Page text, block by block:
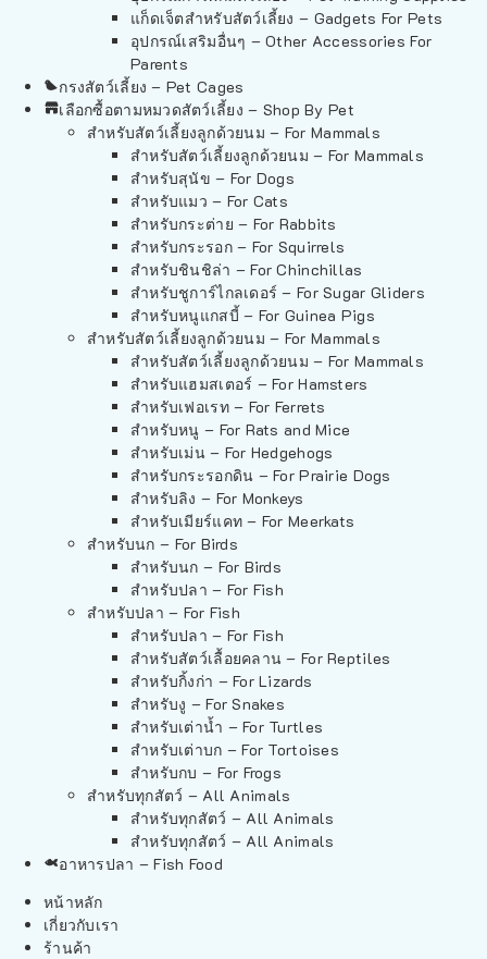
แก็ดเจ็ตสำหรับสัตว์เลี้ยง – Gadgets For Pets
อุปกรณ์เสริมอื่นๆ – Other Accessories For
Parents
กรงสัตว์เลี้ยง – Pet Cages
เลือกซื้อตามหมวดสัตว์เลี้ยง – Shop By Pet
สำหรับสัตว์เลี้ยงลูกด้วยนม – For Mammals
สำหรับสัตว์เลี้ยงลูกด้วยนม – For Mammals
สำหรับสุนัข – For Dogs
สำหรับแมว – For Cats
สำหรับกระต่าย – For Rabbits
สำหรับกระรอก – For Squirrels
สำหรับชินชิล่า – For Chinchillas
สำหรับชูการ์ไกลเดอร์ – For Sugar Gliders
สำหรับหนูแกสบี้ – For Guinea Pigs
สำหรับสัตว์เลี้ยงลูกด้วยนม – For Mammals
สำหรับสัตว์เลี้ยงลูกด้วยนม – For Mammals
สำหรับแฮมสเตอร์ – For Hamsters
สำหรับเฟอเรท – For Ferrets
สำหรับหนู – For Rats and Mice
สำหรับเม่น – For Hedgehogs
สำหรับกระรอกดิน – For Prairie Dogs
สำหรับลิง – For Monkeys
สำหรับเมียร์แคท – For Meerkats
สำหรับนก – For Birds
สำหรับนก – For Birds
สำหรับปลา – For Fish
สำหรับปลา – For Fish
สำหรับปลา – For Fish
สำหรับสัตว์เลื้อยคลาน – For Reptiles
สำหรับกิ้งก่า – For Lizards
สำหรับงู – For Snakes
สำหรับเต่าน้ำ – For Turtles
สำหรับเต่าบก – For Tortoises
สำหรับกบ – For Frogs
สำหรับทุกสัตว์ – All Animals
สำหรับทุกสัตว์ – All Animals
สำหรับทุกสัตว์ – All Animals
อาหารปลา – Fish Food
หน้าหลัก
เกี่ยวกับเรา
ร้านค้า